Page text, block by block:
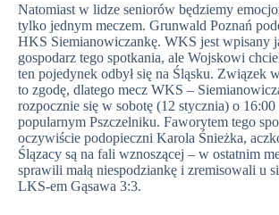
Natomiast w lidze seniorów będziemy
tylko jednym meczem. Grunwald Poznań
HKS Siemianowiczankę. WKS jest wpisany
gospodarz tego spotkania, ale Wojskowi
ten pojedynek odbył się na Śląsku. Związek
to zgodę, dlatego mecz WKS –
rozpocznie się w sobotę (12 stycznia) o 16:00
popularnym Pszczelniku. Faworytem tego
oczywiście podopieczni Karola Śnieżka,
Ślązacy są na fali wznoszącej – w ostatnim
sprawili małą niespodziankę i zremisowali u
LKS-em Gąsawa 3:3.